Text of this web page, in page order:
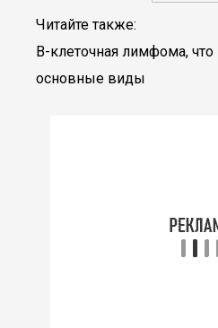
Читайте также:
В-клеточная лимфома, что
основные виды